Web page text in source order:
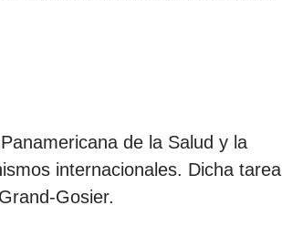
de la Salud y la
internacionales. Dicha tarea
Gosier.